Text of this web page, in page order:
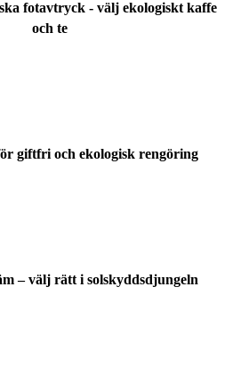
fotavtryck - välj ekologiskt kaffe
och te
giftfri och ekologisk rengöring
– välj rätt i solskyddsdjungeln